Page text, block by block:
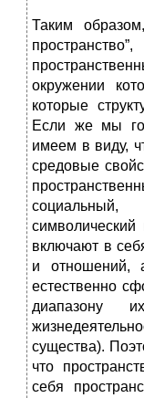
Таким
окружении
которые
Если же мы
имеем в виду,
средовые
включают в
и отношений,
естественно
диапазону
существа).
что
себя